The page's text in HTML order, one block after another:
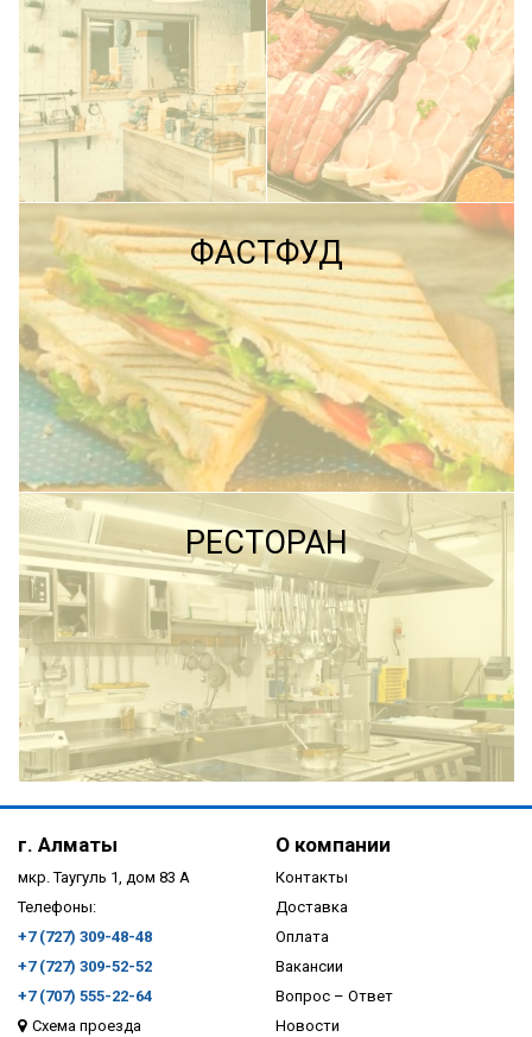
ПОДРОБНЕЕ
ПОДРОБНЕЕ ПОДРОБНЕЕ
ФАСТФУД
ПОДРОБНЕЕ
РЕСТОРАН
г. Алматы
мкр. Таугуль 1, дом 83 А
Телефоны:
+7 (727) 309-48-48
+7 (727) 309-52-52
+7 (707) 555-22-64
Схема проезда
О компании
Контакты
Доставка
Оплата
Вакансии
Вопрос – Ответ
Новости